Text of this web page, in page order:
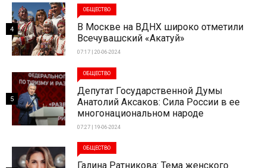
ОБЩЕСТВО
В Москве на ВДНХ широко отметили
Всечувашский «Акатуй»
07:17 | 20-06-2024
4
ОБЩЕСТВО
Депутат Государственной Думы
Анатолий Аксаков: Сила России в ее
многонациональном народе
07:27 | 19-06-2024
5
ОБЩЕСТВО
Галина Ратникова: Тема женского